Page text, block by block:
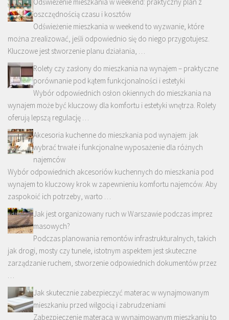
oszczędnością czasu i kosztów
Odświeżenie mieszkania w weekend to wyzwanie, które
można zrealizować, jeśli odpowiednio się do niego przygotujesz.
Kluczowe jest stworzenie planu działania, …
Rolety czy zasłony do mieszkania na wynajem – praktyczne
porównanie pod kątem funkcjonalności i estetyki
Wybór odpowiednich osłon okiennych do mieszkania na
wynajem może być kluczowy dla komfortu i estetyki wnętrza. Rolety
oferują lepszą regulację …
Akcesoria kuchenne do mieszkania pod wynajem: jak
wybrać trwałe i funkcjonalne wyposażenie dla różnych
najemców
Wybór odpowiednich akcesoriów kuchennych do mieszkania pod
wynajem to kluczowy krok w zapewnieniu komfortu najemców. Aby
zaspokoić ich potrzeby, warto …
Jak jest organizowany ruch w Warszawie podczas imprez
masowych?
Podczas planowania remontów infrastrukturalnych, takich
jak drogi, mosty czy tunele, istotnym aspektem jest skuteczne
zarządzanie ruchem, stworzenie odpowiednich dokumentów przez
…
Jak skutecznie zabezpieczyć materac w wynajmowanym
mieszkaniu przed wilgocią i zabrudzeniami
Zabezpieczenie materaca w wynajmowanym mieszkaniu to